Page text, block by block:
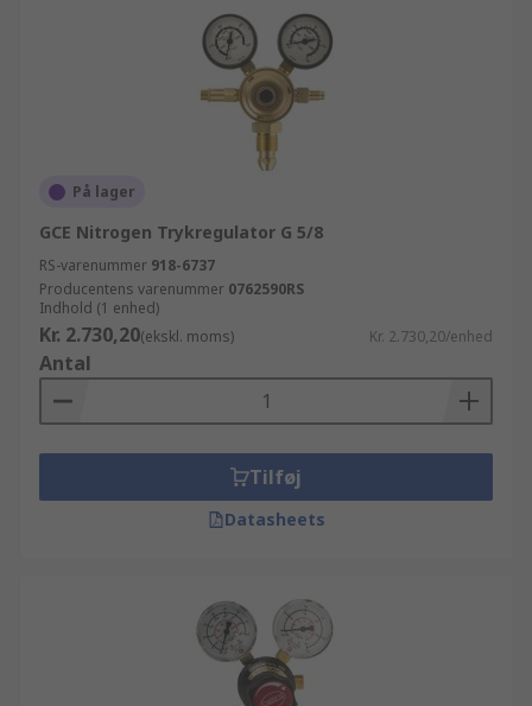
På lager
GCE Nitrogen Trykregulator G 5/8
RS-varenummer 918-6737
Producentens varenummer 0762590RS
Indhold (1 enhed)
Kr. 2.730,20(ekskl. moms) Kr. 2.730,20/enhed
Antal
Tilføj
Datasheets